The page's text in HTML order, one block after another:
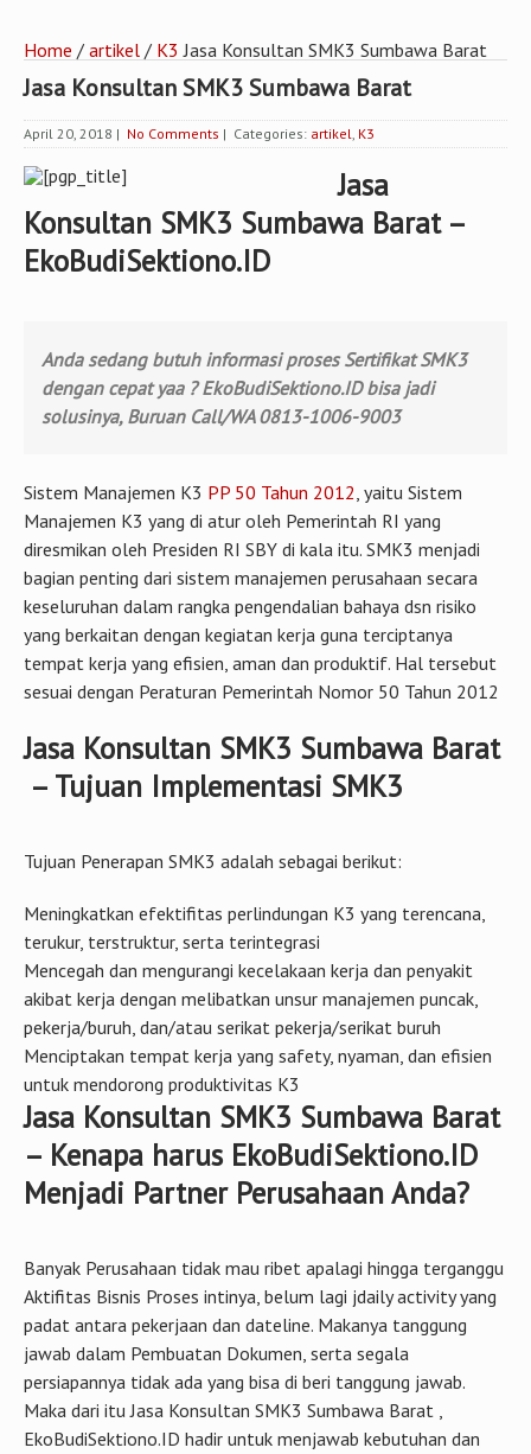
Home / artikel / K3 Jasa Konsultan SMK3 Sumbawa Barat
Jasa Konsultan SMK3 Sumbawa Barat
April 20, 2018 | No Comments | Categories: artikel, K3
Jasa
Konsultan SMK3 Sumbawa Barat –
EkoBudiSektiono.ID
Anda sedang butuh informasi proses Sertifikat SMK3
dengan cepat yaa ? EkoBudiSektiono.ID bisa jadi
solusinya, Buruan Call/WA 0813-1006-9003
Sistem Manajemen K3 PP 50 Tahun 2012, yaitu Sistem
Manajemen K3 yang di atur oleh Pemerintah RI yang
diresmikan oleh Presiden RI SBY di kala itu. SMK3 menjadi
bagian penting dari sistem manajemen perusahaan secara
keseluruhan dalam rangka pengendalian bahaya dsn risiko
yang berkaitan dengan kegiatan kerja guna terciptanya
tempat kerja yang efisien, aman dan produktif. Hal tersebut
sesuai dengan Peraturan Pemerintah Nomor 50 Tahun 2012
Jasa Konsultan SMK3 Sumbawa Barat
– Tujuan Implementasi SMK3
Tujuan Penerapan SMK3 adalah sebagai berikut:
Meningkatkan efektifitas perlindungan K3 yang terencana,
terukur, terstruktur, serta terintegrasi
Mencegah dan mengurangi kecelakaan kerja dan penyakit
akibat kerja dengan melibatkan unsur manajemen puncak,
pekerja/buruh, dan/atau serikat pekerja/serikat buruh
Menciptakan tempat kerja yang safety, nyaman, dan efisien
untuk mendorong produktivitas K3
Jasa Konsultan SMK3 Sumbawa Barat
– Kenapa harus EkoBudiSektiono.ID
Menjadi Partner Perusahaan Anda?
Banyak Perusahaan tidak mau ribet apalagi hingga terganggu
Aktifitas Bisnis Proses intinya, belum lagi jdaily activity yang
padat antara pekerjaan dan dateline. Makanya tanggung
jawab dalam Pembuatan Dokumen, serta segala
persiapannya tidak ada yang bisa di beri tanggung jawab.
Maka dari itu Jasa Konsultan SMK3 Sumbawa Barat ,
EkoBudiSektiono.ID hadir untuk menjawab kebutuhan dan